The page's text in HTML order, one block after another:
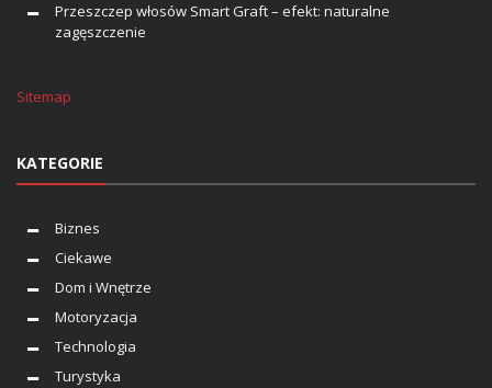
Przeszczep włosów Smart Graft – efekt: naturalne
zagęszczenie
Sitemap
KATEGORIE
Biznes
Ciekawe
Dom i Wnętrze
Motoryzacja
Technologia
Turystyka